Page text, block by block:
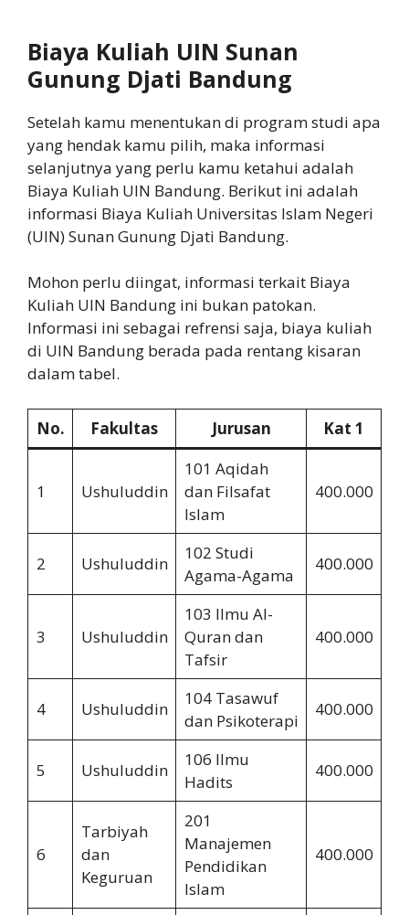
Biaya Kuliah UIN Sunan
Gunung Djati Bandung
Setelah kamu menentukan di program studi apa
yang hendak kamu pilih, maka informasi
selanjutnya yang perlu kamu ketahui adalah
Biaya Kuliah UIN Bandung. Berikut ini adalah
informasi Biaya Kuliah Universitas Islam Negeri
(UIN) Sunan Gunung Djati Bandung.
Mohon perlu diingat, informasi terkait Biaya
Kuliah UIN Bandung ini bukan patokan.
Informasi ini sebagai refrensi saja, biaya kuliah
di UIN Bandung berada pada rentang kisaran
dalam tabel.
No. Fakultas Jurusan Kat 1
1 Ushuluddin
101 Aqidah
dan Filsafat
Islam
400.000
2 Ushuluddin
102 Studi
Agama-Agama
400.000
3 Ushuluddin
103 Ilmu Al-
Quran dan
Tafsir
400.000
4 Ushuluddin
104 Tasawuf
dan Psikoterapi
400.000
5 Ushuluddin
106 Ilmu
Hadits
400.000
6
Tarbiyah
dan
Keguruan
201
Manajemen
Pendidikan
Islam
400.000